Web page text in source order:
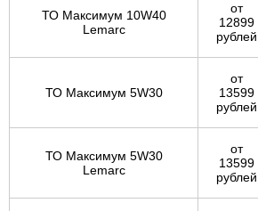
ТО Максимум 10W40
Lemarc
от
12899
рублей
ТО Максимум 5W30
от
13599
рублей
ТО Максимум 5W30
Lemarc
от
13599
рублей